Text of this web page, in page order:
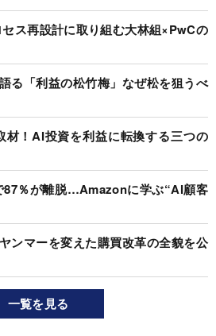
ス再設計に取り組む大林組×PwCの
る「利益の松竹梅」なぜ松を狙うべ
材！AI投資を利益に転換する三つの
87％が離脱…Amazonに学ぶ“AI顧客
ンマーを変えた購買改革の全貌を公
一覧を見る